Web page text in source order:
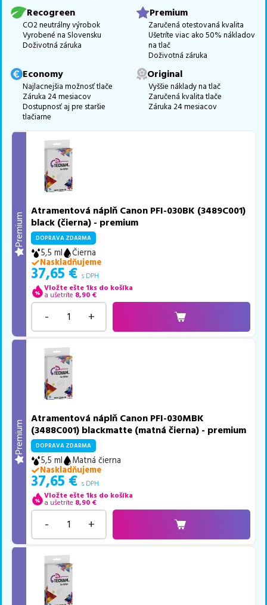
Vieme, že pri nákupe zohráva dôležitú úlohu aj dostupnosť. Preto
sa snažímepravidelne naskladňovať produkty, aby boli ihneď k
dispozícii na odoslanie.
Aktuálne máme k tejto tlačiarni
Ak si pri výbere nie ste istí, ktoré riešenie je pre vaše potreby
najvhodnejšie, alebo máte akékoľvek ďalšie otázky, môžete sa na
nás kedykoľvek obrátiť e-mailom alebo telefonicky. Sme tu, aby
Recogreen
CO2 neutrálny výrobok
Vyrobené na Slovensku
Doživotná záruka
Premium
Zaručená otestovaná kvalita
Ušetríte viac ako 50% nákladov
na tlač
Doživotná záruka
Economy
Najlacnejšia možnosť tlače
Záruka 24 mesiacov
Dostupnosť aj pre staršie
tlačiarne
Original
Vyššie náklady na tlač
Zaručená kvalita tlače
Záruka 24 mesiacov
Premium
Atramentová náplň Canon PFI-030BK (3489C001)
black (čierna) - premium
DOPRAVA ZDARMA
5,5 ml
Čierna
Naskladňujeme
37,65 € s DPH
Vložte ešte 1ks do košíka
a ušetríte 8,90 €
- +
Premium
Atramentová náplň Canon PFI-030MBK
(3488C001) blackmatte (matná čierna) - premium
DOPRAVA ZDARMA
5,5 ml
Matná čierna
Naskladňujeme
37,65 € s DPH
Vložte ešte 1ks do košíka
a ušetríte 8,90 €
- +